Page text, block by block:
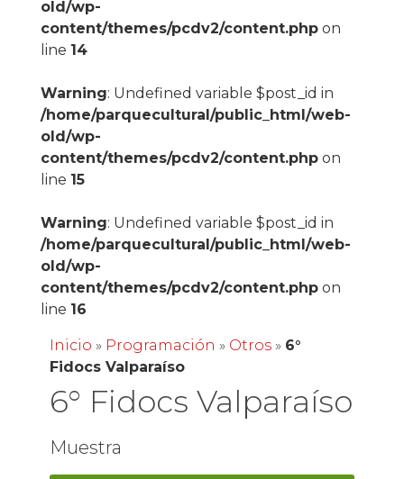
old/wp-
content/themes/pcdv2/content.phpon
line 14
Warning: Undefined variable $post_id in
/home/parquecultural/public_html/web-
old/wp-
content/themes/pcdv2/content.phpon
line 15
Warning: Undefined variable $post_id in
/home/parquecultural/public_html/web-
old/wp-
content/themes/pcdv2/content.phpon
line 16
Inicio » Programación » Otros» 6°
Fidocs Valparaíso
6° Fidocs Valparaíso
Muestra